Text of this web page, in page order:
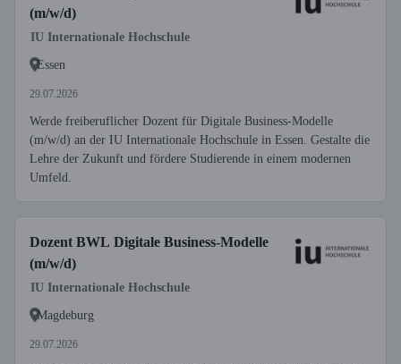
(m/w/d)
IU Internationale Hochschule
Essen
29.07.2026
Werde freiberuflicher Dozent für Digitale Business-Modelle
(m/w/d) an der IU Internationale Hochschule in Essen. Gestalte die
Lehre der Zukunft und fördere Studierende in einem modernen
Umfeld.
Dozent BWL Digitale Business-Modelle
(m/w/d)
IU Internationale Hochschule
Magdeburg
29.07.2026